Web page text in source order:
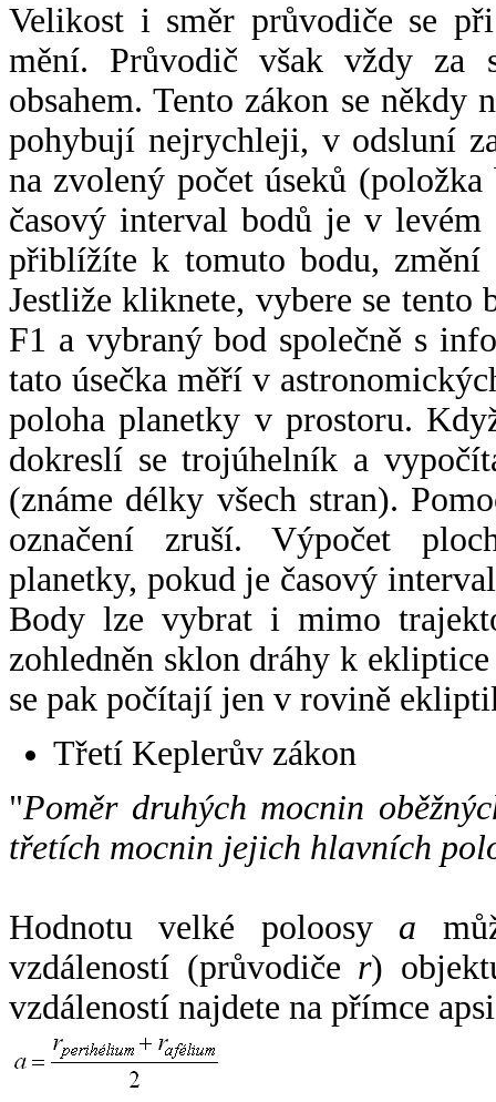
Velikost i směr průvodiče se
mění. Průvodič však vždy za
obsahem. Tento zákon se někdy
pohybují nejrychleji, v odsluní
na zvolený počet úseků
časový interval bodů je v
přiblížíte k tomuto bodu,
Jestliže kliknete, vybere se tento
F1 a vybraný bod společně s
tato úsečka měří v
poloha planetky v prostoru.
dokreslí se trojúhelník a
(známe délky všech stran).
označení zruší. Výpočet
planetky, pokud je časový
Body lze vybrat i mimo
zohledněn sklon dráhy k
se pak počítají jen v rovině
Třetí Keplerův zákon
"Poměr druhých mocnin
třetích mocnin jejich hlavních
Hodnotu velké poloosy a
vzdáleností (průvodiče r)
vzdáleností najdete na přímce